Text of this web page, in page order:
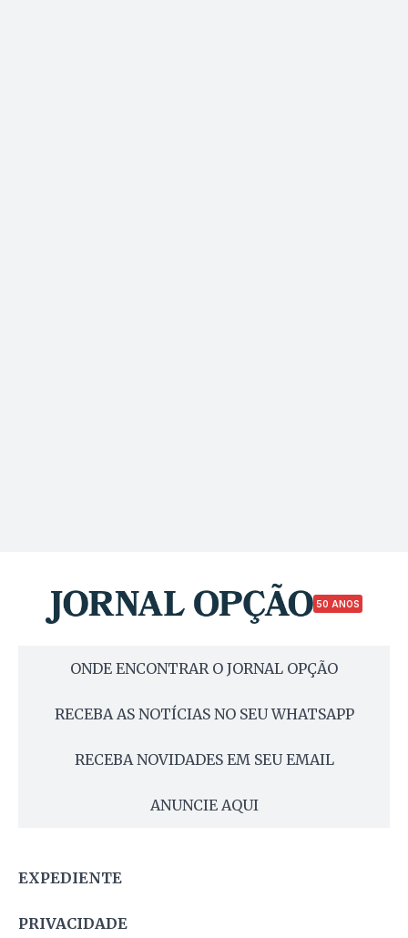
50 ANOS
ONDE ENCONTRAR O JORNAL OPÇÃO
RECEBA AS NOTÍCIAS NO SEU WHATSAPP
RECEBA NOVIDADES EM SEU EMAIL
ANUNCIE AQUI
EXPEDIENTE
PRIVACIDADE